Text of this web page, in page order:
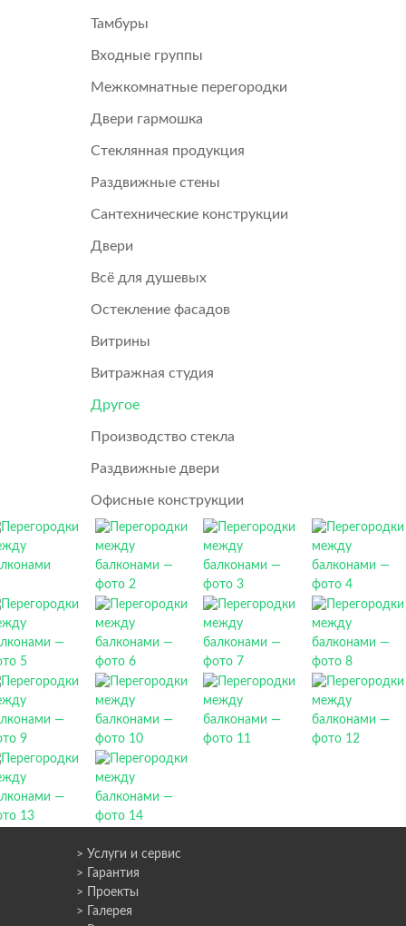
Тамбуры
Входные группы
Межкомнатные перегородки
Двери гармошка
Стеклянная продукция
Раздвижные стены
Сантехнические конструкции
Двери
Всё для душевых
Остекление фасадов
Витрины
Витражная студия
Другое
Производство стекла
Раздвижные двери
Офисные конструкции
> Услуги и сервис
> Гарантия
> Проекты
> Галерея